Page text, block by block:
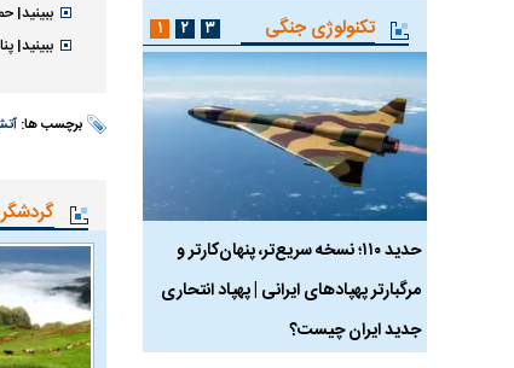
ببینید|
ببینید|
برچسب ها:
تکنولوژی جنگی
حدید ۱۱۰؛ نسخه سریع‌تر، پنهان‌کارتر و
مرگبارتر پهپادهای ایرانی | پهپاد انتحاری
جدید ایران چیست؟
هواپیمای مرموز E-11A BACN چیست؟
۱ ۲ ۳